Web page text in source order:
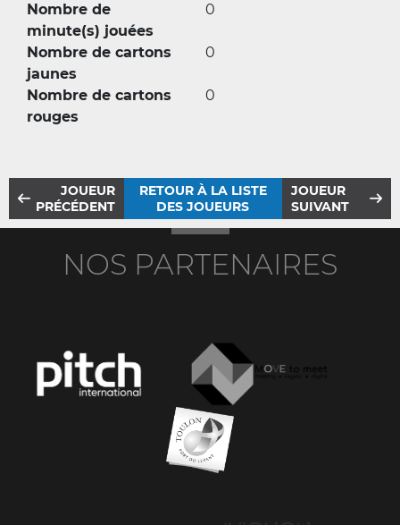
Nombre de
minute(s) jouées
0
Nombre de cartons
jaunes
0
Nombre de cartons
rouges
0
JOUEUR
PRÉCÉDENT
RETOUR À LA LISTE
DES JOUEURS
JOUEUR
SUIVANT
NOS PARTENAIRES